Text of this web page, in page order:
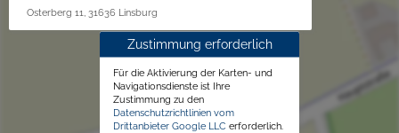
Osterberg 11, 31636 Linsburg
Zustimmung erforderlich
Für die Aktivierung der Karten- und
Navigationsdienste ist Ihre
Zustimmung zu den
Datenschutzrichtlinien vom
Drittanbieter Google LLC erforderlich.